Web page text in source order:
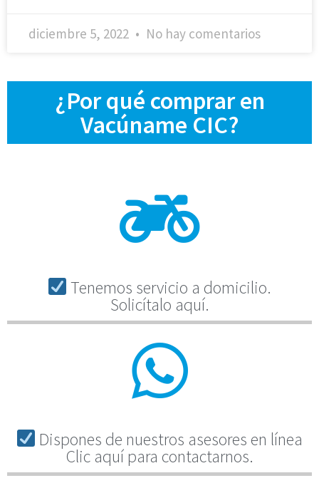
diciembre 5, 2022 No hay comentarios
¿Por qué comprar en
Vacúname CIC?
Tenemos servicio a domicilio.
Solicítalo aquí.
Dispones de nuestros asesores en línea
Clic aquí para contactarnos.